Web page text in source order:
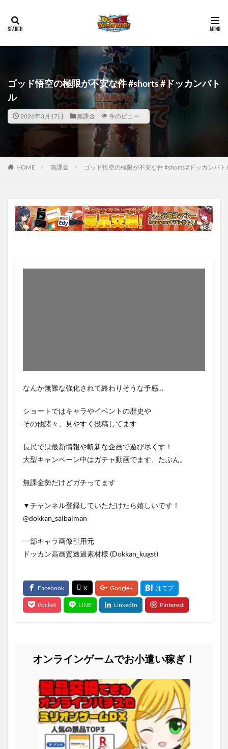
ゴッド悟空の極限が不安な件 #shorts #ドッカンバト
ル
2026年3月17日 無課金 件のビュー
HOME 無課金 ゴッド悟空の極限が不安な件 #shorts #ドッカンバト
なんか無難な強化されて終わりそうな予感…
ショートではキャラやイベントの歴史や
その他諸々、見やすく投稿してます
長尺では最新情報や斬新な企画で遊び尽くす！
大型キャンペーン中はガチャ動画でます、たぶん。
無課金勢だけどガチってます
▼チャンネル登録していただけたら嬉しいです！
@dokkan_saibaiman
一部キャラ画像引用元
ドッカン高画質透過素材様 (Dokkan_kugst)
オンラインゲームでお小遣い稼ぎ！